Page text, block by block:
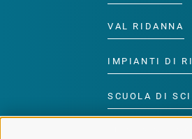
VAL RIDANNA
IMPIANTI DI
SCUOLA DI